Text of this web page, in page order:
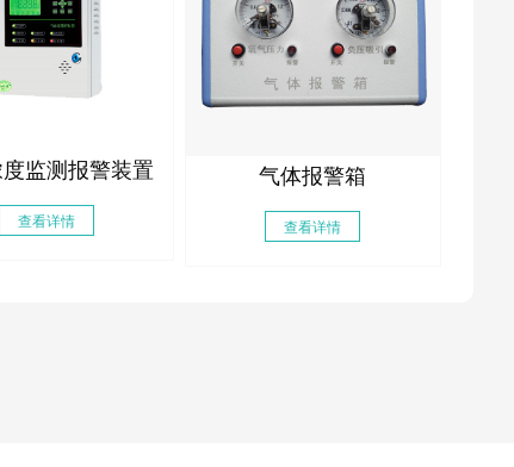
监测报警装置
查看详情
气体报警箱
查看详情